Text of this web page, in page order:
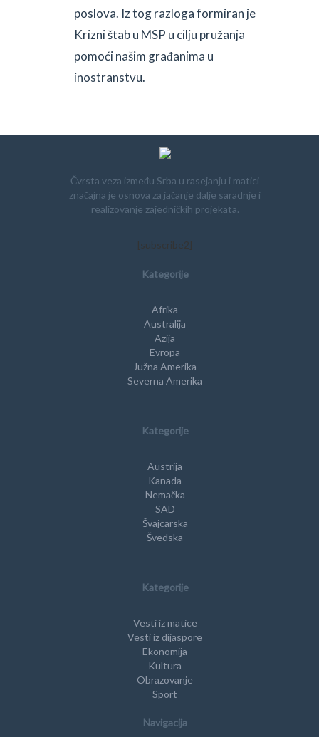
poslova. Iz tog razloga formiran je
Krizni štab u MSP u cilju pružanja
pomoći našim građanima u
inostranstvu.
Čvrsta veza između Srba u rasejanju i matici
značajna je osnova za jačanje dalje saradnje i
realizovanje zajedničkih projekata.
[subscribe2]
Kategorije
Afrika
Australija
Azija
Evropa
Južna Amerika
Severna Amerika
Kategorije
Austrija
Kanada
Nemačka
SAD
Švajcarska
Švedska
Kategorije
Vesti iz matice
Vesti iz dijaspore
Ekonomija
Kultura
Obrazovanje
Sport
Navigacija